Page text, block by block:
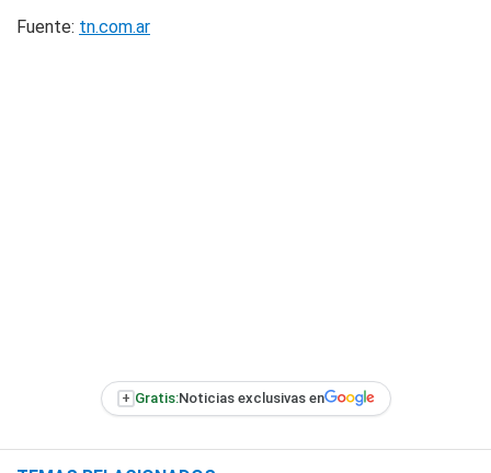
Fuente: tn.com.ar
+ Gratis:Noticias exclusivas en